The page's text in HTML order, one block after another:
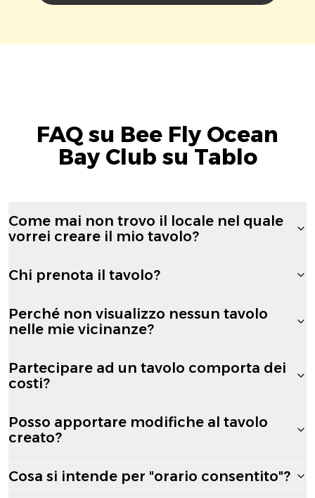
FAQ su Bee Fly Ocean
Bay Club su Tablo
Come mai non trovo il locale nel quale
vorrei creare il mio tavolo?
Chi prenota il tavolo?
Perché non visualizzo nessun tavolo
nelle mie vicinanze?
Partecipare ad un tavolo comporta dei
costi?
Posso apportare modifiche al tavolo
creato?
Cosa si intende per "orario consentito"?